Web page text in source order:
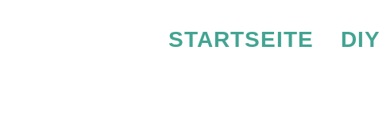
STARTSEITE DIY